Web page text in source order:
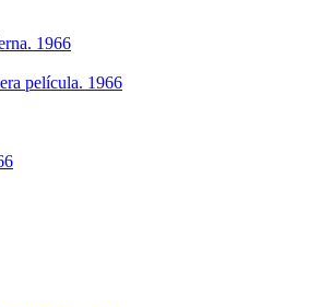
1966
película. 1966